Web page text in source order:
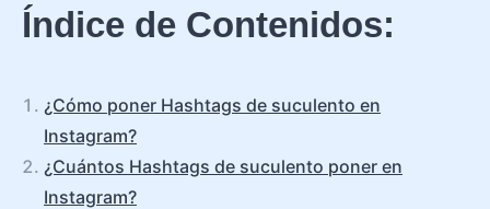
Índice de Contenidos:
¿Cómo poner Hashtags de suculento en
Instagram?
¿Cuántos Hashtags de suculento poner en
Instagram?